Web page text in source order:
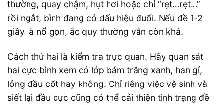
thường, quay chậm, hụt hơi hoặc chỉ “rẹt…rẹt…”
rồi ngắt, bình đang có dấu hiệu đuối. Nếu đề 1-2
giây là nổ gọn, ắc quy thường vẫn còn khá.
Cách thứ hai là kiểm tra trực quan. Hãy quan sát
hai cực bình xem có lớp bám trắng xanh, han gỉ,
lỏng đầu cốt hay không. Chỉ riêng việc vệ sinh và
siết lại đầu cực cũng có thể cải thiện tình trạng đề